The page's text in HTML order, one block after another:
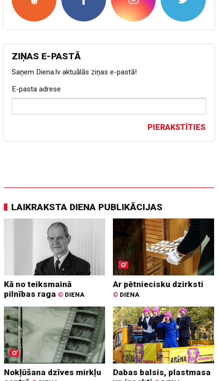
ZIŅAS E-PASTĀ
Saņem Diena.lv aktuālās ziņas e-pastā!
E-pasta adrese
PIERAKSTĪTIES
LAIKRAKSTA DIENA PUBLIKĀCIJAS
Kā no teiksmainā
pilnības raga © DIENA
Ar pētniecisku dzirksti
© DIENA
Nokļūšana dzīves mirkļu
Dabas balsis, plastmasa